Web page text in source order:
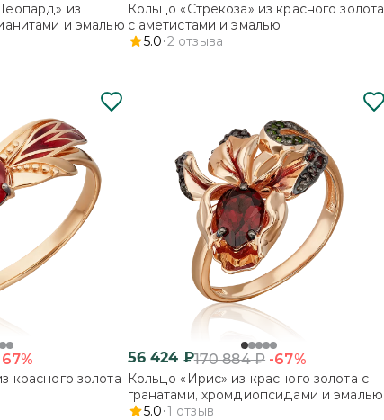
из
и эмалью
Кольцо «Стрекоза» из красного золота
с аметистами и эмалью
5.0 2 отзыва
красного золота
56 424 ₽170 884₽ -67%
Кольцо «Ирис» из красного золота с
гранатами, хромдиопсидами и эмалью
5.0 1 отзыв